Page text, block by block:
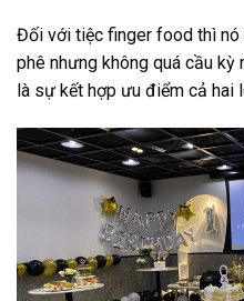
Đối với tiệc finger food thì nó
phê nhưng không quá cầu
là sự kết hợp ưu điểm cả hai